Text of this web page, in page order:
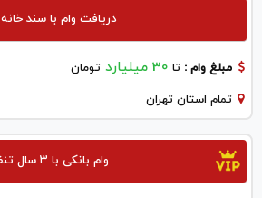
دریافت وام با سند خانه
مبلغ وام : تا 30 میلیارد تومان
تمام استان تهران
وام بانکی با ۳ سال تنفس